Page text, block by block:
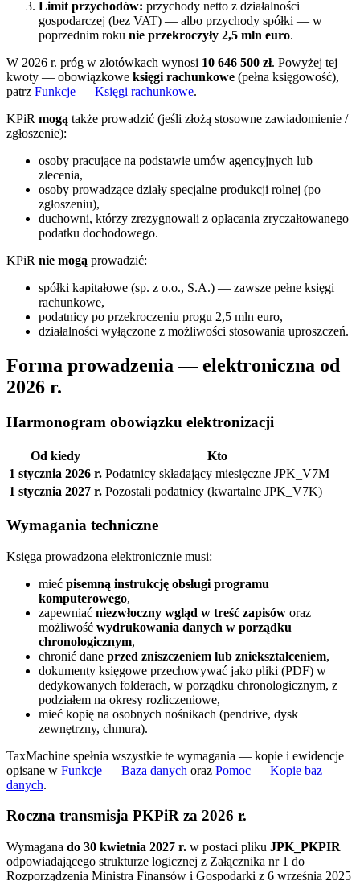
Limit przychodów: przychody netto z działalności
gospodarczej (bez VAT) — albo przychody spółki — w
poprzednim roku nie przekroczyły 2,5 mln euro.
W 2026 r. próg w złotówkach wynosi 10 646 500 zł. Powyżej tej
kwoty — obowiązkowe księgi rachunkowe (pełna księgowość),
patrz Funkcje — Księgi rachunkowe.
KPiR mogą także prowadzić (jeśli złożą stosowne zawiadomienie /
zgłoszenie):
osoby pracujące na podstawie umów agencyjnych lub
zlecenia,
osoby prowadzące działy specjalne produkcji rolnej (po
zgłoszeniu),
duchowni, którzy zrezygnowali z opłacania zryczałtowanego
podatku dochodowego.
KPiR nie mogą prowadzić:
spółki kapitałowe (sp. z o.o., S.A.) — zawsze pełne księgi
rachunkowe,
podatnicy po przekroczeniu progu 2,5 mln euro,
działalności wyłączone z możliwości stosowania uproszczeń.
Forma prowadzenia — elektroniczna od
2026 r.
Harmonogram obowiązku elektronizacji
Od kiedy
Kto
1 stycznia 2026 r. Podatnicy składający miesięczne JPK_V7M
1 stycznia 2027 r. Pozostali podatnicy (kwartalne JPK_V7K)
Wymagania techniczne
Księga prowadzona elektronicznie musi:
mieć pisemną instrukcję obsługi programu
komputerowego,
zapewniać niezwłoczny wgląd w treść zapisów oraz
możliwość wydrukowania danych w porządku
chronologicznym,
chronić dane przed zniszczeniem lub zniekształceniem,
dokumenty księgowe przechowywać jako pliki (PDF) w
dedykowanych folderach, w porządku chronologicznym, z
podziałem na okresy rozliczeniowe,
mieć kopię na osobnych nośnikach (pendrive, dysk
zewnętrzny, chmura).
TaxMachine spełnia wszystkie te wymagania — kopie i ewidencje
opisane w Funkcje — Baza danych oraz Pomoc — Kopie baz
danych.
Roczna transmisja PKPiR za 2026 r.
Wymagana do 30 kwietnia 2027 r. w postaci pliku JPK_PKPIR
odpowiadającego strukturze logicznej z Załącznika nr 1 do
Rozporządzenia Ministra Finansów i Gospodarki z 6 września 2025